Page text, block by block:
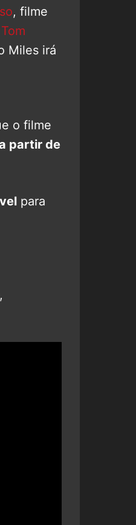
, filme
Tom
Miles irá
o filme
partir de
para